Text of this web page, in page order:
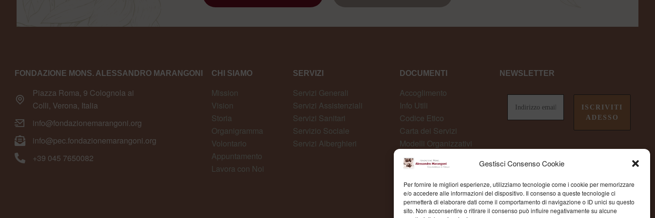
Gestisci Consenso Cookie
Per fornire le migliori esperienze, utilizziamo tecnologie come i cookie per memorizzare
e/o accedere alle informazioni del dispositivo. Il consenso a queste tecnologie ci
permetterà di elaborare dati come il comportamento di navigazione o ID unici su questo
sito. Non acconsentire o ritirare il consenso può influire negativamente su alcune
FONDAZIONE MONS. ALESSANDRO MARANGONI
Piazza Roma, 9 Colognola ai
Colli, Verona, Italia
info@fondazionemarangoni.org
info@pec.fondazionemarangoni.org
+39 045 7650082
CHI SIAMO
Mission
Vision
Storia
Organigramma
Volontario
Appuntamento
Lavora con Noi
SERVIZI
Servizi Generali
Servizi Assistenziali
Servizi Sanitari
Servizio Sociale
Servizi Alberghieri
DOCUMENTI
Accoglimento
Info Utili
Codice Etico
Carta dei Servizi
Modelli Organizzativi
Whistleblowing
NEWSLETTER
non perderti le ultime novità da